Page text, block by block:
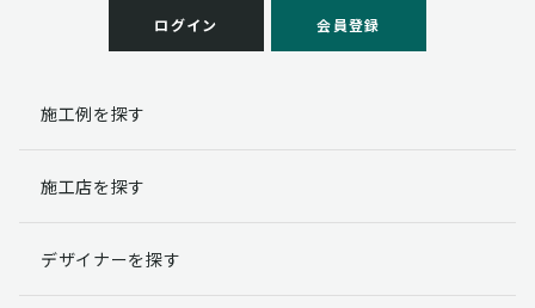
ログイン 会員登録
施工例を探す
施工店を探す
デザイナーを探す